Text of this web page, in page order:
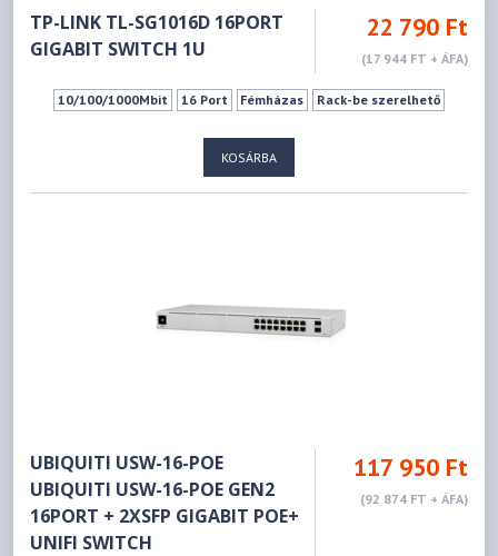
TP-LINK TL-SG1016D 16PORT
GIGABIT SWITCH 1U
22 790 Ft
(17 944 FT + ÁFA)
10/100/1000Mbit 16 Port Fémházas Rack-be szerelhető
KOSÁRBA
UBIQUITI USW-16-POE
UBIQUITI USW-16-POE GEN2
16PORT + 2XSFP GIGABIT POE+
UNIFI SWITCH
117 950 Ft
(92 874 FT + ÁFA)